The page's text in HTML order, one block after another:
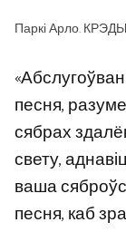
Паркі Арло.
песня,
сябрах
свету,
ваша
песня, каб